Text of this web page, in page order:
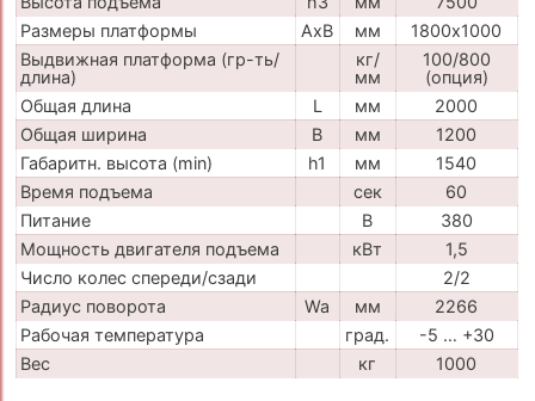
Размеры платформы
AxB мм
1800х1000
Выдвижная платформа (гр-ть/
длина)
кг/
мм
100/800
(опция)
Общая длина
L мм
2000
Общая ширина
B мм
1200
Габаритн. высота (min)
h1 мм
1540
Время подъема
сек
60
Питание
В
380
Мощность двигателя подъема
кВт
1,5
Число колес спереди/сзади
2/2
Радиус поворота
Wa мм
2266
Рабочая температура
град.
-5 … +30
Вес
кг 1000